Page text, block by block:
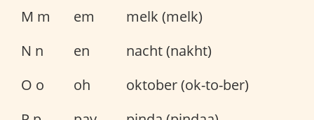
M m
em
melk (melk)
N n
en
nacht (nakht)
O o
oh
oktober (ok-to-ber)